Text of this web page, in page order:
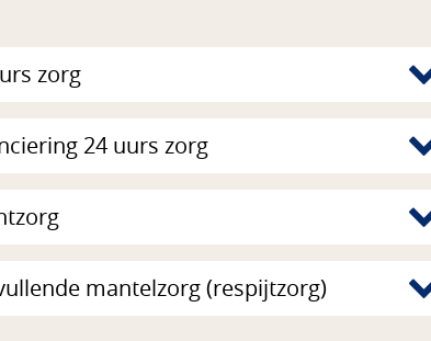
zorg
24 uurs zorg
mantelzorg (respijtzorg)